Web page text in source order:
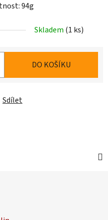
94g
Skladem (1 ks)
DO KOŠÍKU
Sdílet